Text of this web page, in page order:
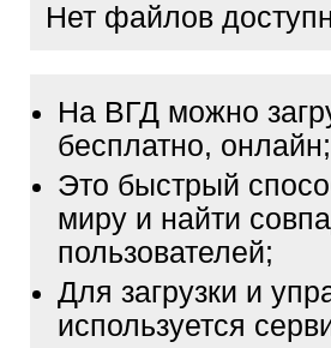
Нет файлов
На ВГД можно
бесплатно, онлайн;
Это быстрый
миру и найти
пользователей;
Для загрузки и
используется